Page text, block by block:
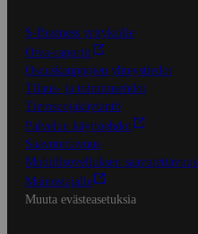
S-Business yrityksille
Oiva-raportit
Osuuskauppojen yhteystiedot
Tilaus- ja toimitusehdot
Tietosuojakäytäntö
Palvelun käyttöehdot
Saavutettavuus
Mobiilisovelluksen saavutettavuus
Mainostajalle
Muuta evästeasetuksia